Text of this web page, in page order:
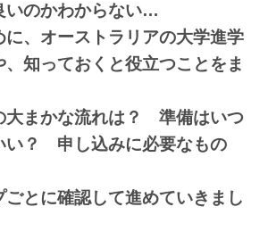
いのかわからない…
に、オーストラリアの大学進学
、知っておくと役立つことをま
大まかな流れは？ 準備はいつ
い？ 申し込みに必要なもの
ごとに確認して進めていきまし